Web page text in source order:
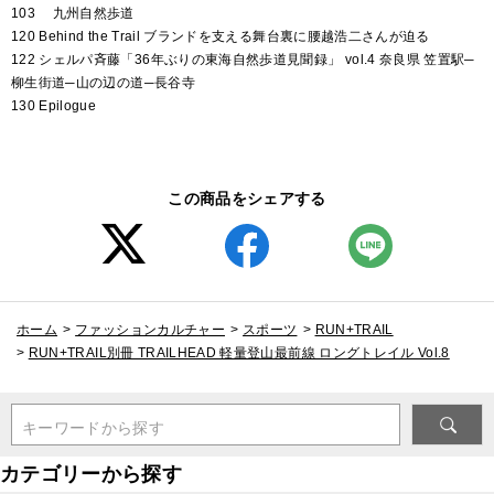
103 九州自然歩道
120 Behind the Trail ブランドを支える舞台裏に腰越浩二さんが迫る
122 シェルパ斉藤「36年ぶりの東海自然歩道見聞録」 vol.4 奈良県 笠置駅─
柳生街道─山の辺の道─長谷寺
130 Epilogue
この商品をシェアする
ホーム > ファッションカルチャー > スポーツ > RUN+TRAIL
> RUN+TRAIL別冊 TRAILHEAD 軽量登山最前線 ロングトレイル Vol.8
キーワードから探す